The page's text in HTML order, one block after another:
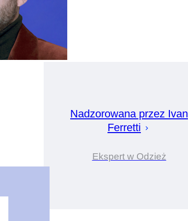
Nadzorowana przez Ivan
Ferretti
Ekspert w Odzież